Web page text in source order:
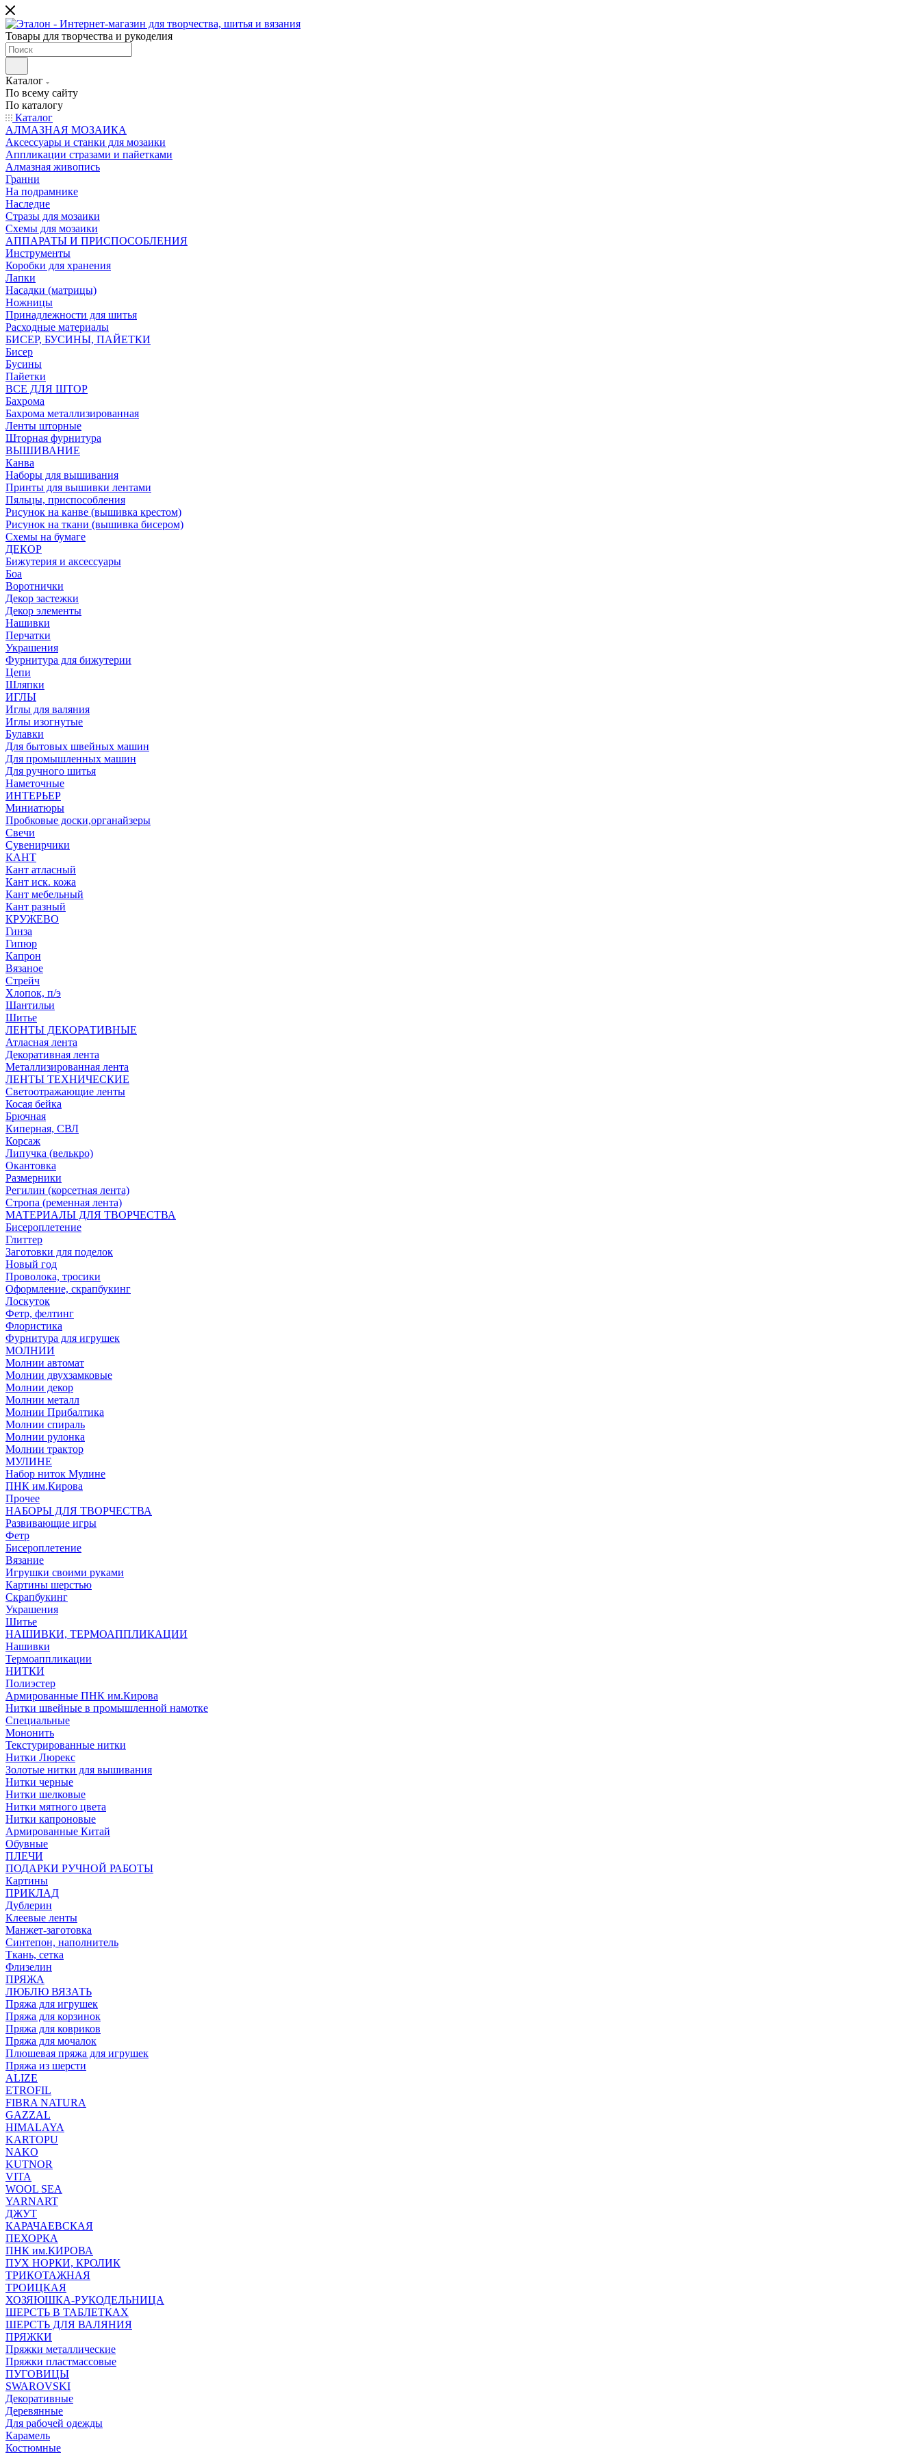
Товары для творчества и рукоделия
Каталог
По всему сайту
По каталогу
Каталог
АЛМАЗНАЯ МОЗАИКА
Аксессуары и станки для мозаики
Аппликации стразами и пайетками
Алмазная живопись
Гранни
На подрамнике
Наследие
Стразы для мозаики
Схемы для мозаики
АППАРАТЫ И ПРИСПОСОБЛЕНИЯ
Инструменты
Коробки для хранения
Лапки
Насадки (матрицы)
Ножницы
Принадлежности для шитья
Расходные материалы
БИСЕР, БУСИНЫ, ПАЙЕТКИ
Бисер
Бусины
Пайетки
ВСЕ ДЛЯ ШТОР
Бахрома
Бахрома металлизированная
Ленты шторные
Шторная фурнитура
ВЫШИВАНИЕ
Канва
Наборы для вышивания
Принты для вышивки лентами
Пяльцы, приспособления
Рисунок на канве (вышивка крестом)
Рисунок на ткани (вышивка бисером)
Схемы на бумаге
ДЕКОР
Бижутерия и аксессуары
Боа
Воротнички
Декор застежки
Декор элементы
Нашивки
Перчатки
Украшения
Фурнитура для бижутерии
Цепи
Шляпки
ИГЛЫ
Иглы для валяния
Иглы изогнутые
Булавки
Для бытовых швейных машин
Для промышленных машин
Для ручного шитья
Наметочные
ИНТЕРЬЕР
Миниатюры
Пробковые доски,органайзеры
Свечи
Сувенирчики
КАНТ
Кант атласный
Кант иск. кожа
Кант мебельный
Кант разный
КРУЖЕВО
Гинза
Гипюр
Капрон
Вязаное
Стрейч
Хлопок, п/э
Шантильи
Шитье
ЛЕНТЫ ДЕКОРАТИВНЫЕ
Атласная лента
Декоративная лента
Металлизированная лента
ЛЕНТЫ ТЕХНИЧЕСКИЕ
Светоотражающие ленты
Косая бейка
Брючная
Киперная, СВЛ
Корсаж
Липучка (велькро)
Окантовка
Размерники
Регилин (корсетная лента)
Стропа (ременная лента)
МАТЕРИАЛЫ ДЛЯ ТВОРЧЕСТВА
Бисероплетение
Глиттер
Заготовки для поделок
Новый год
Проволока, тросики
Оформление, скрапбукинг
Лоскуток
Фетр, фелтинг
Флористика
Фурнитура для игрушек
МОЛНИИ
Молнии автомат
Молнии двухзамковые
Молнии декор
Молнии металл
Молнии Прибалтика
Молнии спираль
Молнии рулонка
Молнии трактор
МУЛИНЕ
Набор ниток Мулине
ПНК им.Кирова
Прочее
НАБОРЫ ДЛЯ ТВОРЧЕСТВА
Развивающие игры
Фетр
Бисероплетение
Вязание
Игрушки своими руками
Картины шерстью
Скрапбукинг
Украшения
Шитье
НАШИВКИ, ТЕРМОАППЛИКАЦИИ
Нашивки
Термоаппликации
НИТКИ
Полиэстер
Армированные ПНК им.Кирова
Нитки швейные в промышленной намотке
Специальные
Мононить
Текстурированные нитки
Нитки Люрекс
Золотые нитки для вышивания
Нитки черные
Нитки шелковые
Нитки мятного цвета
Нитки капроновые
Армированные Китай
Обувные
ПЛЕЧИ
ПОДАРКИ РУЧНОЙ РАБОТЫ
Картины
ПРИКЛАД
Дублерин
Клеевые ленты
Манжет-заготовка
Синтепон, наполнитель
Ткань, сетка
Флизелин
ПРЯЖА
ЛЮБЛЮ ВЯЗАТЬ
Пряжа для игрушек
Пряжа для корзинок
Пряжа для ковриков
Пряжа для мочалок
Плюшевая пряжа для игрушек
Пряжа из шерсти
ALIZE
ETROFIL
FIBRA NATURA
GAZZAL
HIMALAYA
KARTOPU
NAKO
KUTNOR
VITA
WOOL SEA
YARNART
ДЖУТ
КАРАЧАЕВСКАЯ
ПЕХОРКА
ПНК им.КИРОВА
ПУХ НОРКИ, КРОЛИК
ТРИКОТАЖНАЯ
ТРОИЦКАЯ
ХОЗЯЮШКА-РУКОДЕЛЬНИЦА
ШЕРСТЬ В ТАБЛЕТКАХ
ШЕРСТЬ ДЛЯ ВАЛЯНИЯ
ПРЯЖКИ
Пряжки металлические
Пряжки пластмассовые
ПУГОВИЦЫ
SWAROVSKI
Декоративные
Деревянные
Для рабочей одежды
Карамель
Костюмные